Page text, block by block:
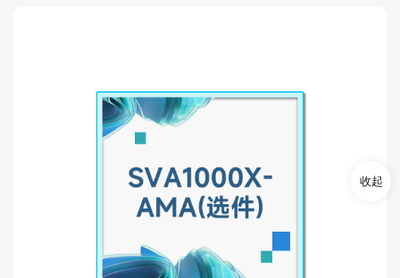
收起